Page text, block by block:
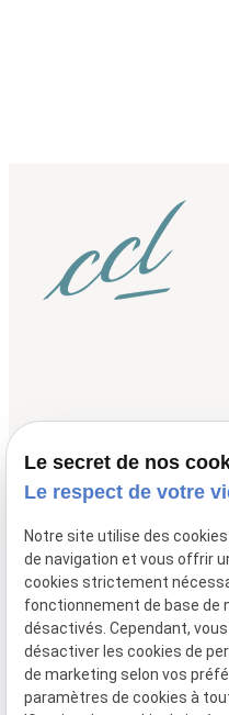
01 47 23 69 00
Le secret de nos
Le respect de votre
Notre site utilise des
de navigation et vous offrir
cookies strictement
fonctionnement de base de
désactivés. Cependant,
désactiver les cookies de
de marketing selon vos
paramètres de cookies à